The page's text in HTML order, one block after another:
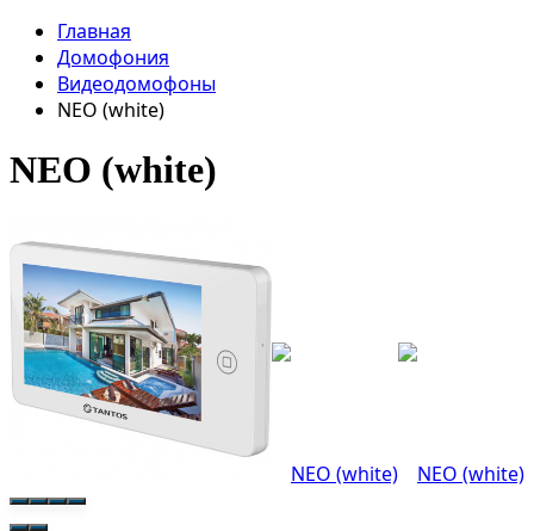
Главная
Домофония
Видеодомофоны
NEO (white)
NEO (white)